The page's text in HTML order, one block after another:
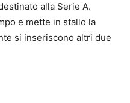
alla Serie A.
e mette in stallo la
si inseriscono altri due